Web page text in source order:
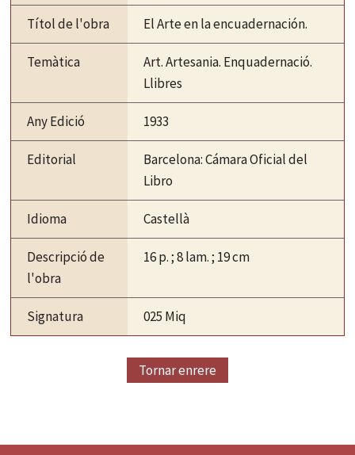
Títol de l'obra El Arte en la encuadernación.
Temàtica
Art. Artesania. Enquadernació.
Llibres
Any Edició 1933
Editorial
Barcelona: Cámara Oficial del
Libro
Idioma Castellà
Descripció de
l'obra
16 p. ; 8 lam. ; 19 cm
Signatura 025 Miq
Tornar enrere